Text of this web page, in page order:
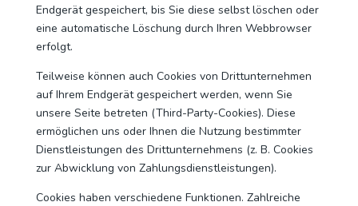
Endgerät gespeichert, bis Sie diese selbst löschen oder
eine automatische Löschung durch Ihren Webbrowser
erfolgt.
Teilweise können auch Cookies von Drittunternehmen
auf Ihrem Endgerät gespeichert werden, wenn Sie
unsere Seite betreten (Third-Party-Cookies). Diese
ermöglichen uns oder Ihnen die Nutzung bestimmter
Dienstleistungen des Drittunternehmens (z. B. Cookies
zur Abwicklung von Zahlungsdienstleistungen).
Cookies haben verschiedene Funktionen. Zahlreiche